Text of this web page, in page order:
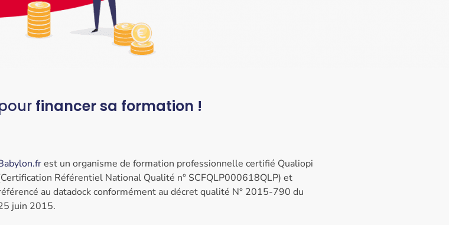
financer sa formation !
est un organisme de formation professionnelle certifié Qualiopi
Référentiel National Qualité n° SCFQLP000618QLP) et
au datadock conformément au décret qualité N° 2015-790 du
juin 2015.